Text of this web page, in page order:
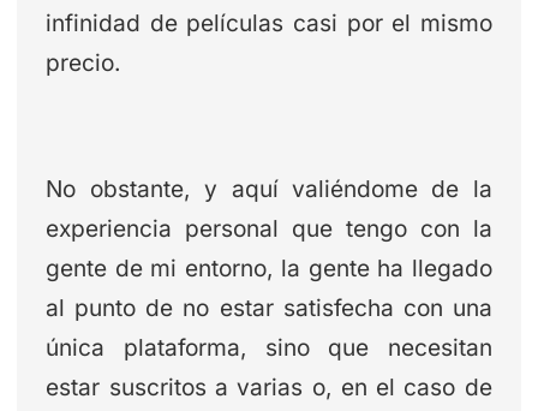
infinidad de películas casi por el mismo
precio.
No obstante, y aquí valiéndome de la
experiencia personal que tengo con la
gente de mi entorno, la gente ha llegado
al punto de no estar satisfecha con una
única plataforma, sino que necesitan
estar suscritos a varias o, en el caso de